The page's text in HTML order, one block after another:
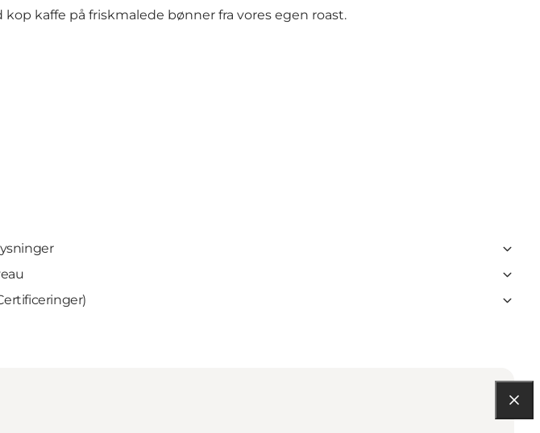
kaffe på friskmalede bønner fra vores egen roast.